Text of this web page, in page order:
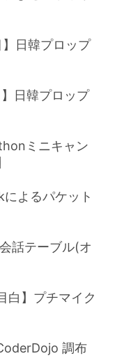
日韓プロップ
日韓プロップ
ミニキャン
よるパケット
話テーブル(オ
白】プチマイク
調布